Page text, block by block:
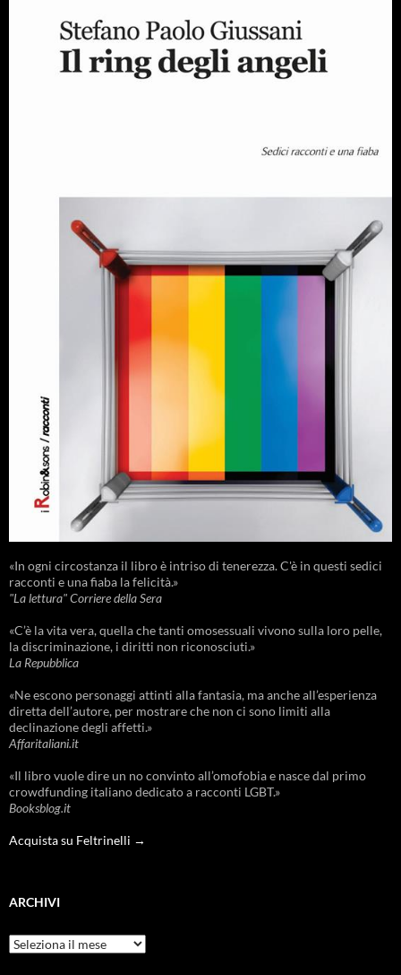
«In ogni circostanza il libro è intriso di tenerezza. C'è in questi sedici
racconti e una fiaba la felicità.»
"La lettura" Corriere della Sera
«C’è la vita vera, quella che tanti omosessuali vivono sulla loro pelle,
la discriminazione, i diritti non riconosciuti.»
La Repubblica
«Ne escono personaggi attinti alla fantasia, ma anche all’esperienza
diretta dell’autore, per mostrare che non ci sono limiti alla
declinazione degli affetti.»
Affaritaliani.it
«Il libro vuole dire un no convinto all’omofobia e nasce dal primo
crowdfunding italiano dedicato a racconti LGBT.»
Booksblog.it
Acquista su Feltrinelli →
ARCHIVI
Archivi